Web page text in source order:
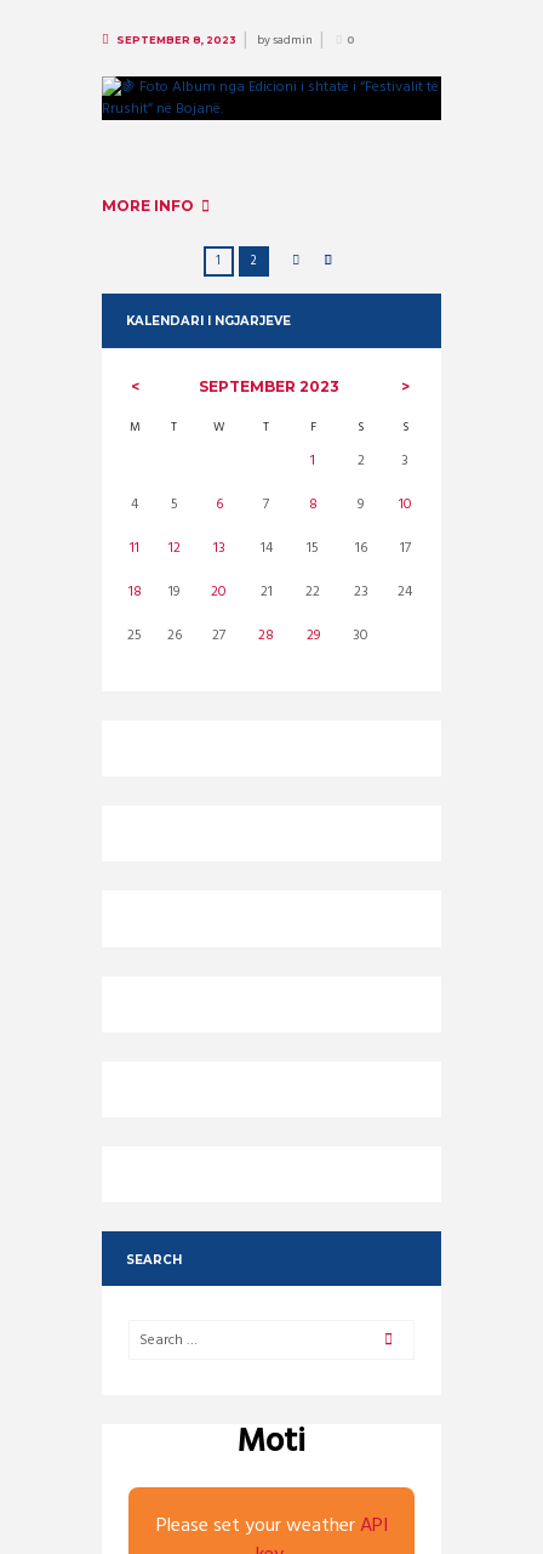
SEPTEMBER 8, 2023 bysadmin 0
MORE INFO
1 2
KALENDARI I NGJARJEVE
SEPTEMBER2023
M T W T F S S
1 2
3
4
5 6 7 8 9
10
11
12 13 14 15 16
17
18
19 20 21 22 23
24
25
26 27 28 29 30
SEARCH
Moti
Please set your weatherAPI